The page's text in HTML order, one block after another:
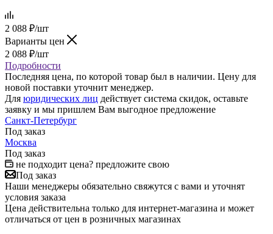
2 088 ₽/шт
Варианты цен
2 088 ₽/шт
Подробности
Последняя цена, по которой товар был в наличии. Цену для
новой поставки уточнит менеджер.
Для юридических лиц действует система скидок, оставьте
заявку и мы пришлем Вам выгодное предложение
Санкт-Петербург
Под заказ
Москва
Под заказ
не подходит цена? предложите свою
Под заказ
Наши менеджеры обязательно свяжутся с вами и уточнят
условия заказа
Цена действительна только для интернет-магазина и может
отличаться от цен в розничных магазинах